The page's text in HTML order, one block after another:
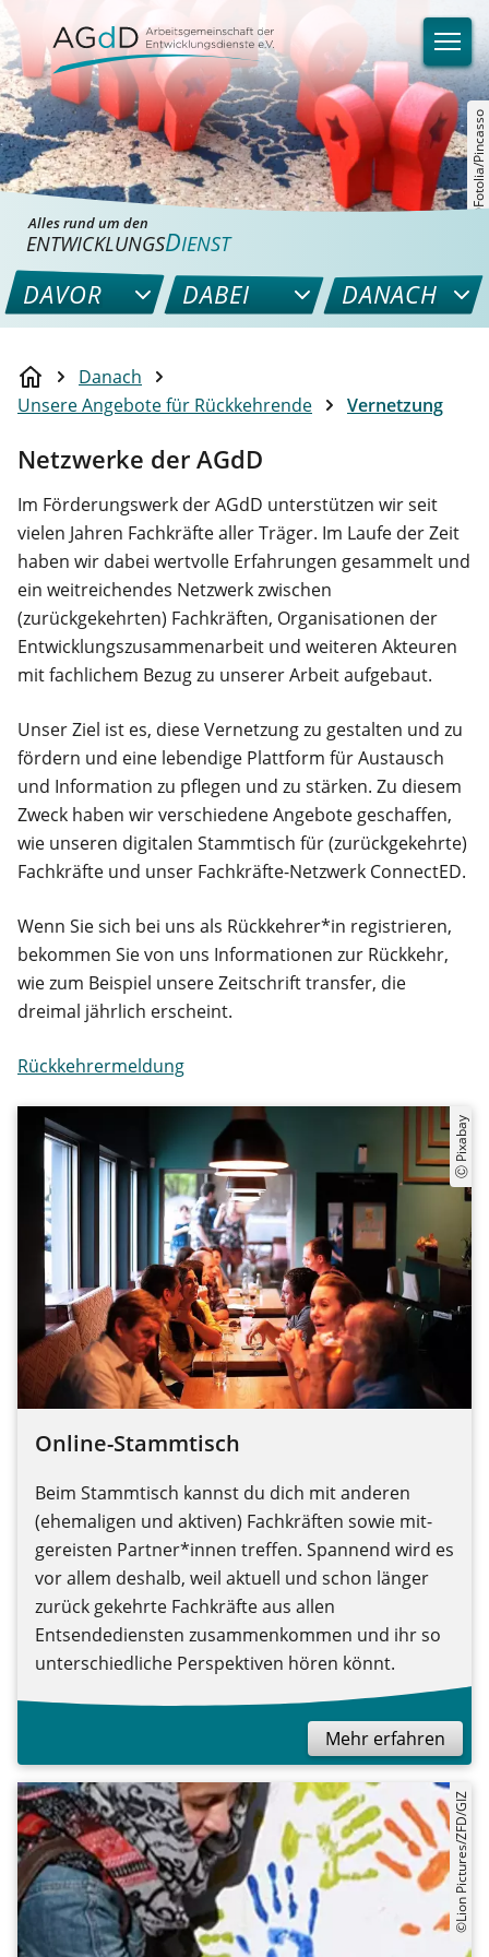
©Fotolia/Pincasso
Alles rund um den
ENTWICKLUNGSDIENST
DAVOR DABEI DANACH
Danach
Unsere Angebote für Rückkehrende
Vernetzung
Netzwerke der AGdD
Im Förderungswerk der AGdD unterstützen wir seit
vielen Jahren Fachkräfte aller Träger. Im Laufe der Zeit
haben wir dabei wertvolle Erfahrungen gesammelt und
ein weitreichendes Netzwerk zwischen
(zurückgekehrten) Fachkräften, Organisationen der
Entwicklungszusammenarbeit und weiteren Akteuren
mit fachlichem Bezug zu unserer Arbeit aufgebaut.
Unser Ziel ist es, diese Vernetzung zu gestalten und zu
fördern und eine lebendige Plattform für Austausch
und Information zu pflegen und zu stärken. Zu diesem
Zweck haben wir verschiedene Angebote geschaffen,
wie unseren digitalen Stammtisch für (zurückgekehrte)
Fachkräfte und unser Fachkräfte-Netzwerk ConnectED.
Wenn Sie sich bei uns als Rückkehrer*in registrieren,
bekommen Sie von uns Informationen zur Rückkehr,
wie zum Beispiel unsere Zeitschrift transfer, die
dreimal jährlich erscheint.
Rückkehrermeldung
Ⓒ Pixabay
Online-Stammtisch
Beim Stammtisch kannst du dich mit anderen
(ehemaligen und aktiven) Fachkräften sowie mit-
gereisten Partner*innen treffen. Spannend wird es
vor allem deshalb, weil aktuell und schon länger
zurück gekehrte Fachkräfte aus allen
Entsendediensten zusammenkommen und ihr so
unterschiedliche Perspektiven hören könnt.
Mehr erfahren
©Lion Pictures/ZFD/GIZ